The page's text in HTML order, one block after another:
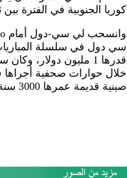
كوريا الجنوبية في الفترة بين 8 إلى 15 مارس الحالي.
صينية قديمة عمرها 3000 سنة ويلعبها أكثر من 40 مليون شخص.